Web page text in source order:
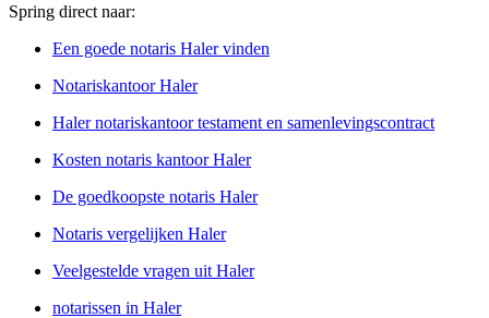
Spring direct naar:
Een goede notaris Haler vinden
Notariskantoor Haler
Haler notariskantoor testament en samenlevingscontract
Kosten notaris kantoor Haler
De goedkoopste notaris Haler
Notaris vergelijken Haler
Veelgestelde vragen uit Haler
notarissen in Haler